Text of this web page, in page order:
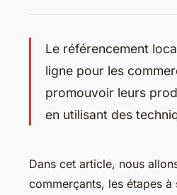
Le référencement
ligne pour les
promouvoir leurs
en utilisant des
Dans cet article, nous
commerçants, les étapes